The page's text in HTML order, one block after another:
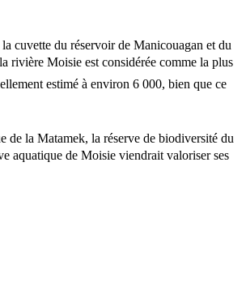
cuvette du réservoir de Manicouagan et du
rivière Moisie est considérée comme la plus
estimé à environ 6 000, bien que ce
de la Matamek, la réserve de biodiversité du
aquatique de Moisie viendrait valoriser ses